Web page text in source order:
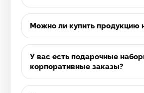
Можно ли купить продукцию
У вас есть подарочные
корпоративные заказы?